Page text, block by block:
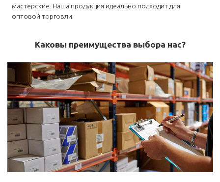
мастерские. Наша продукция идеально подходит для
оптовой торговли.
Каковы преимущества выбора нас?